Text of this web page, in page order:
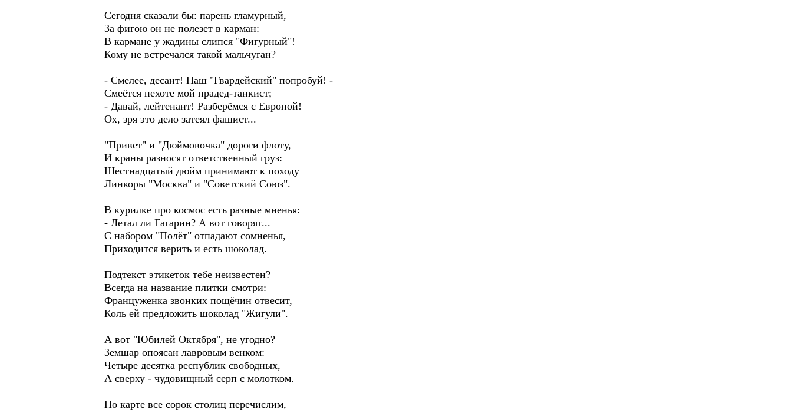
Сегодня сказали бы: парень гламурный,
За фигою он не полезет в карман:
В кармане у жадины слипся "Фигурный"!
Кому не встречался такой мальчуган?
- Смелее, десант! Наш "Гвардейский" попробуй! -
Смеётся пехоте мой прадед-танкист;
- Давай, лейтенант! Разберёмся с Европой!
Ох, зря это дело затеял фашист...
"Привет" и "Дюймовочка" дороги флоту,
И краны разносят ответственный груз:
Шестнадцатый дюйм принимают к походу
Линкоры "Москва" и "Советский Союз".
В курилке про космос есть разные мненья:
- Летал ли Гагарин? А вот говорят...
С набором "Полёт" отпадают сомненья,
Приходится верить и есть шоколад.
Подтекст этикеток тебе неизвестен?
Всегда на название плитки смотри:
Француженка звонких пощёчин отвесит,
Коль ей предложить шоколад "Жигули".
А вот "Юбилей Октября", не угодно?
Земшар опоясан лавровым венком:
Четыре десятка республик свободных,
А сверху - чудовищный серп с молотком.
По карте все сорок столиц перечислим,